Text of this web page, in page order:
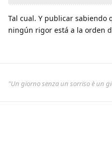
Tal cual. Y publicar
ningún rigor está a la orden
"Un giorno senza un sorriso è un